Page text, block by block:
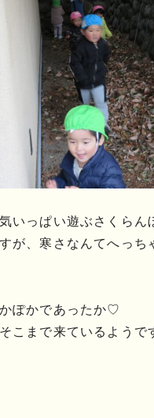
いっぱい遊ぶさくらん
が、寒さなんてへっち
ぽかであったか♡
こまで来ているようで